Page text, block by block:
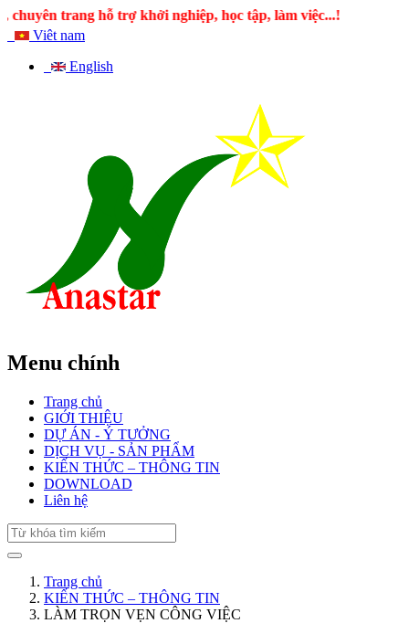
trang hỗ trợ khởi nghiệp, học tập, làm việc...!
Viêt nam
English
Menu chính
Trang chủ
GIỚI THIỆU
DỰ ÁN - Ý TƯỞNG
DỊCH VỤ - SẢN PHẨM
KIẾN THỨC – THÔNG TIN
DOWNLOAD
Liên hệ
Trang chủ
KIẾN THỨC – THÔNG TIN
LÀM TRỌN VẸN CÔNG VIỆC